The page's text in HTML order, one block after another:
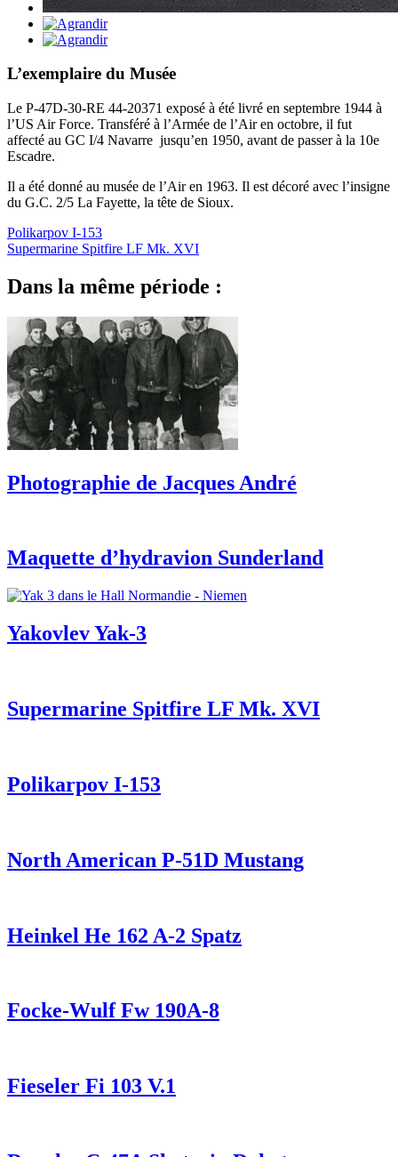
L’exemplaire du Musée
Le P-47D-30-RE 44-20371 exposé à été livré en septembre 1944 à
l’US Air Force. Transféré à l’Armée de l’Air en octobre, il fut
affecté au GC I/4 Navarre jusqu’en 1950, avant de passer à la 10e
Escadre.
Il a été donné au musée de l’Air en 1963. Il est décoré avec l’insigne
du G.C. 2/5 La Fayette, la tête de Sioux.
Polikarpov I-153
Supermarine Spitfire LF Mk. XVI
Dans la même période :
Photographie de Jacques André
Maquette d’hydravion Sunderland
Yakovlev Yak-3
Supermarine Spitfire LF Mk. XVI
Polikarpov I-153
North American P-51D Mustang
Heinkel He 162 A-2 Spatz
Focke-Wulf Fw 190A-8
Fieseler Fi 103 V.1